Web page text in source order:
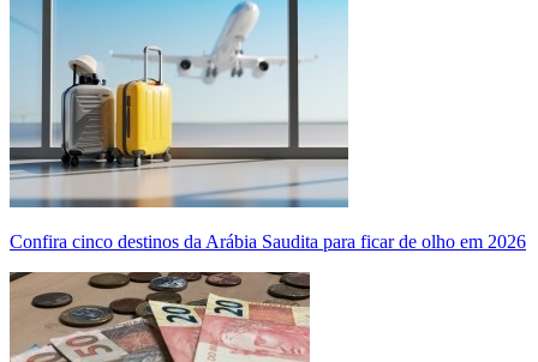
Confira cinco destinos da Arábia Saudita para ficar de olho em 2026